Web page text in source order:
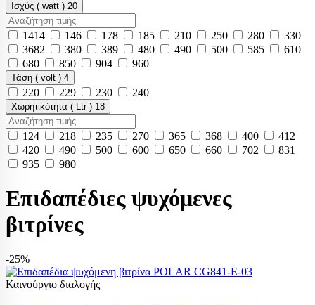
Ισχύς ( watt ) 20
1414 146 178 185 210 250 280
330
3682
380 389 480 490 500 585
610
680
850 904 960
Τάση ( volt ) 4
220 229 230 240
Χωρητικότητα ( Ltr ) 18
124 218 235 270 365 368 400
412
420
490 500 600 650 660 702
831
935
980
Επιδαπέδιες ψυχόμενες
βιτρίνες
-25%
Καινούργιο διαλογής